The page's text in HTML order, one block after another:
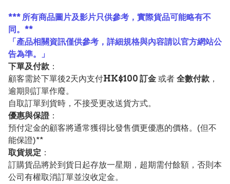
*** 所有商品圖片及影片只供參考，實際貨品可能略有不
同。**
「產品相關資訊僅供參考，詳細規格與內容請以官方網站公
告為準。」
下單及付款 ：
顧客需於下單後2天內支付HK$100 訂金 或者 全數付款 ，
逾期則訂單作廢。
自取訂單到貨時，不接受更改送貨方式。
優惠與保證：
預付定金的顧客將通常獲得比發售價更優惠的價格。(但不
能保證)**
取貨規定 ：
訂購貨品將於到貨日起存放一星期，超期需付餘額，否則本
公司有權取消訂單並沒收定金。